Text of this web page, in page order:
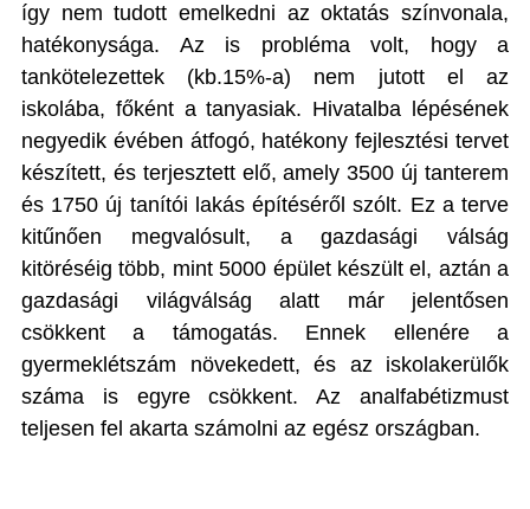
így nem tudott emelkedni az oktatás színvonala,
hatékonysága. Az is probléma volt, hogy a
tankötelezettek (kb.15%-a) nem jutott el az
iskolába, főként a tanyasiak. Hivatalba lépésének
negyedik évében átfogó, hatékony fejlesztési tervet
készített, és terjesztett elő, amely 3500 új tanterem
és 1750 új tanítói lakás építéséről szólt. Ez a terve
kitűnően megvalósult, a gazdasági válság
kitöréséig több, mint 5000 épület készült el, aztán a
gazdasági világválság alatt már jelentősen
csökkent a támogatás. Ennek ellenére a
gyermeklétszám növekedett, és az iskolakerülők
száma is egyre csökkent. Az analfabétizmust
teljesen fel akarta számolni az egész országban.